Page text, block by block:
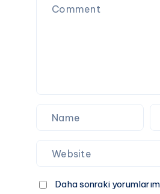
Kaçta
11’ler!
Daha sonraki